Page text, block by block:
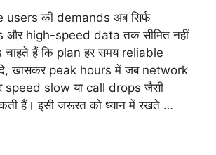
की demands अब सिर्फ
और high-speed data तक सीमित नहीं
चाहते हैं कि plan हर समय reliable
खासकर peak hours में जब network
speed slow या call drops जैसी
हैं। इसी जरूरत को ध्यान में रखते …